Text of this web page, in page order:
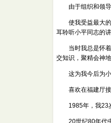
由于组织和领导
使我受益最大的
耳聆听小平同志的
当时我总是怀着
交知识，聚精会神
这为我今后为小
喜欢在福建厅接
1985年，我23岁
20世纪80年代中